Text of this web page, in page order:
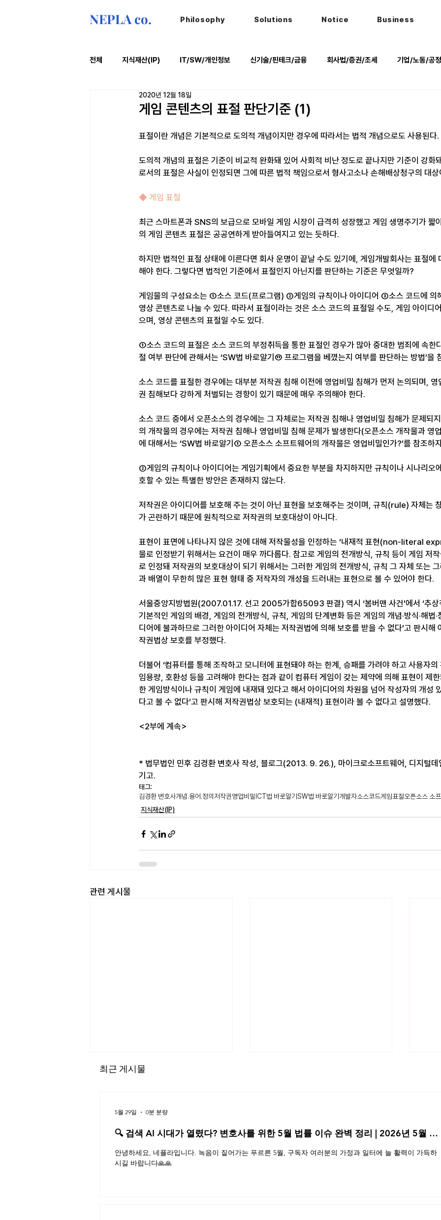
NEPLA co. Philosophy Solutions Notice Business
전체 지식재산(IP) IT/SW/개인정보 신기술/핀테크/금융 회사법/증권/조세 기업/노동/공
법률레터 오늘의위키
게임 콘텐츠의 표절 판단기준 (1)
2020년 12월 18일
표절이란 개념은 기본적으로 도의적 개념이지만 경우에 따라서는 법적 개념으로도 사용된다.
도의적 개념의 표절은 기준이 비교적 완화돼 있어 사회적 비난 정도로 끝나지만 기준이 강화
로서의 표절은 사실이 인정되면 그에 따른 법적 책임으로서 형사고소나 손해배상청구의 대
◆ 게임 표절
최근 스마트폰과 SNS의 보급으로 모바일 게임 시장이 급격히 성장했고 게임 생명주기가 짧
의 게임 콘텐츠 표절은 공공연하게 받아들여지고 있는 듯하다.
하지만 법적인 표절 상태에 이른다면 회사 운명이 끝날 수도 있기에, 게임개발회사는 표절에
해야 한다. 그렇다면 법적인 기준에서 표절인지 아닌지를 판단하는 기준은 무엇일까?
게임물의 구성요소는 ①소스 코드(프로그램) ②게임의 규칙이나 아이디어 ③소스 코드에 의
영상 콘텐츠로 나눌 수 있다. 따라서 표절이라는 것은 소스 코드의 표절일 수도, 게임 아이디
으며, 영상 콘텐츠의 표절일 수도 있다.
①소스 코드의 표절은 소스 코드의 부정취득을 통한 표절인 경우가 많아 중대한 범죄에 속한
절 여부 판단에 관해서는 ‘SW법 바로알기⑪ 프로그램을 베꼈는지 여부를 판단하는 방법’을
소스 코드를 표절한 경우에는 대부분 저작권 침해 이전에 영업비밀 침해가 먼저 논의되며,
권 침해보다 강하게 처벌되는 경향이 있기 때문에 매우 주의해야 한다.
소스 코드 중에서 오픈소스의 경우에는 그 자체로는 저작권 침해나 영업비밀 침해가 문제되
의 개작물의 경우에는 저작권 침해나 영업비밀 침해 문제가 발생한다(오픈소스 개작물과 영
에 대해서는 ‘SW법 바로알기① 오픈소스 소프트웨어의 개작물은 영업비밀인가?’를 참조하
②게임의 규칙이나 아이디어는 게임기획에서 중요한 부분을 차지하지만 규칙이나 시나리오
호할 수 있는 특별한 방안은 존재하지 않는다.
저작권은 아이디어를 보호해 주는 것이 아닌 표현을 보호해주는 것이며, 규칙(rule) 자체는
가 곤란하기 때문에 원칙적으로 저작권의 보호대상이 아니다.
표현이 표면에 나타나지 않은 것에 대해 저작물성을 인정하는 ‘내재적 표현(non-literal
물로 인정받기 위해서는 요건이 매우 까다롭다. 참고로 게임의 전개방식, 규칙 등이 게임 저
로 인정돼 저작권의 보호대상이 되기 위해서는 그러한 게임의 전개방식, 규칙 그 자체 또는
과 배열이 무한히 많은 표현 형태 중 저작자의 개성을 드러내는 표현으로 볼 수 있어야 한다.
서울중앙지방법원(2007.01.17. 선고 2005가합65093 판결) 역시 ‘봄버맨 사건’에서 ‘추상
기본적인 게임의 배경, 게임의 전개방식, 규칙, 게임의 단계변화 등은 게임의 개념·방식·해법·
디어에 불과하므로 그러한 아이디어 자체는 저작권법에 의해 보호를 받을 수 없다’고 판시해
작권법상 보호를 부정했다.
더불어 ‘컴퓨터를 통해 조작하고 모니터에 표현돼야 하는 한계, 승패를 가려야 하고 사용자의
임용량, 호환성 등을 고려해야 한다는 점과 같이 컴퓨터 게임이 갖는 제약에 의해 표현이 제
한 게임방식이나 규칙이 게임에 내재돼 있다고 해서 아이디어의 차원을 넘어 작성자의 개성
다고 볼 수 없다’고 판시해 저작권법상 보호되는 (내재적) 표현이라 볼 수 없다고 설명했다.
<2부에 계속>
* 법무법인 민후 김경환 변호사 작성, 블로그(2013. 9. 26.), 마이크로소프트웨어, 디지털
기고.
태그:
김경환 변호사개념.용어.정의저작권영업비밀 ICT법 바로알기 SW법 바로알기 개발자소스코드게임표절오픈소스 소
지식재산(IP)
관련 게시물
게임 산업과 문화
게
최근 게시물
🔍 검색 AI 시대가 열렸다? 변호사를 위한 5월 법률 이슈 완벽 정리 | 2026년 5월 네
플라 법률레터
안녕하세요, 네플라입니다. 녹음이 짙어가는 푸르른 5월, 구독자 여러분의 가정과 일터에 늘 활력이 가득하
시길 바랍니다🙏🙏
5월 29일 0분 분량